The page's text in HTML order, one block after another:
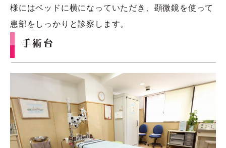
様にはベッドに横になっていただき、顕微鏡を使って
患部をしっかりと診察します。
手術台